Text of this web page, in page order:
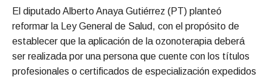
El diputado Alberto Anaya Gutiérrez (PT) planteó
reformar la Ley General de Salud, con el propósito de
establecer que la aplicación de la ozonoterapia deberá
ser realizada por una persona que cuente con los títulos
profesionales o certificados de especialización expedidos